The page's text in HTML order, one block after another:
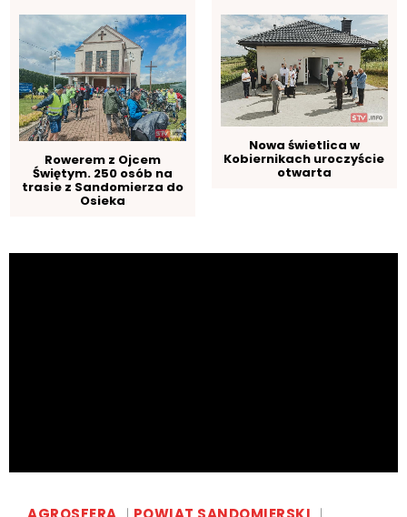
Rowerem z Ojcem
Świętym. 250 osób na
trasie z Sandomierza do
Osieka
Nowa świetlica w
Kobiernikach uroczyście
otwarta